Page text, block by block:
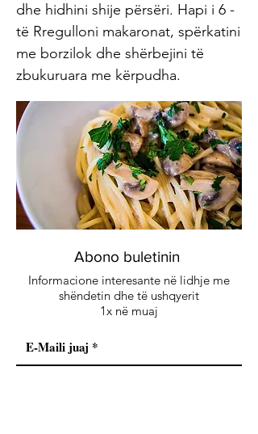
dhe hidhini shije përsëri. Hapi i 6 -
të Rregulloni makaronat, spërkatini
me borzilok dhe shërbejini të
zbukuruara me kërpudha.
Abono buletinin
Informacione interesante në lidhje me
shëndetin dhe të ushqyerit
1x në muaj